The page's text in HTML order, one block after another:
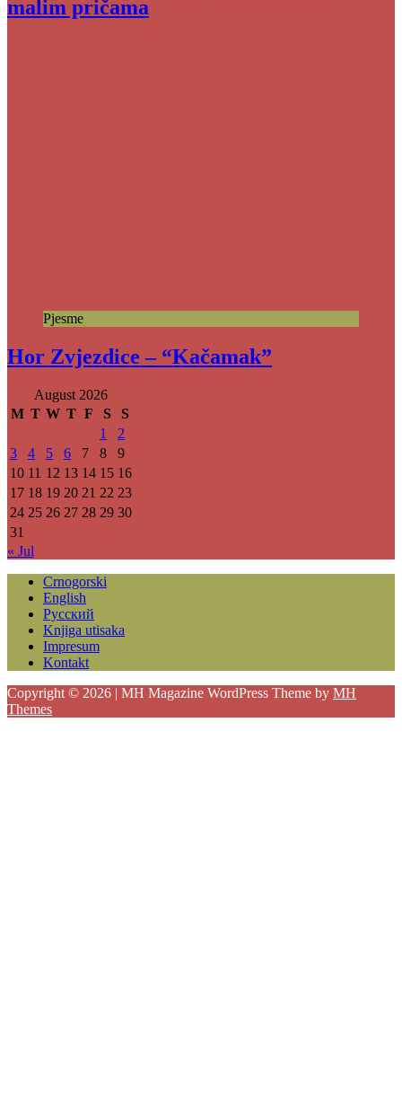
malim pričama
Pjesme
Hor Zvjezdice – “Kačamak”
August 2026
M T W T F S
S
1
2
3
4 5 6 7 8
9
10 11 12 13 14 15 16
17 18 19 20 21 22 23
24 25 26 27 28 29 30
31
« Jul
Crnogorski
English
Русский
Knjiga utisaka
Impresum
Kontakt
Copyright © 2026 | MH Magazine WordPress Theme by MH
Themes